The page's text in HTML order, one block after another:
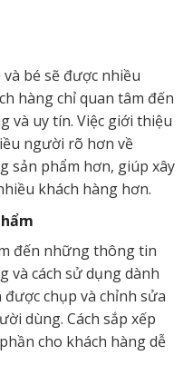
bé sẽ được nhiều
hàng chỉ quan tâm đến
và uy tín. Việc giới thiệu
người rõ hơn về
sản phẩm hơn, giúp xây
khách hàng hơn.
đến những thông tin
và cách sử dụng dành
chụp và chỉnh sửa
dùng. Cách sắp xếp
cho khách hàng dễ